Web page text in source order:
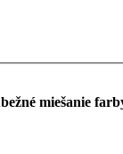
miešanie